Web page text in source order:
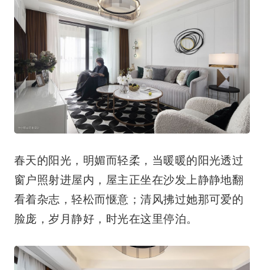
春天的阳光，明媚而轻柔，当暖暖的阳光透过
窗户照射进屋内，屋主正坐在沙发上静静地翻
看着杂志，轻松而惬意；清风拂过她那可爱的
脸庞，岁月静好，时光在这里停泊。